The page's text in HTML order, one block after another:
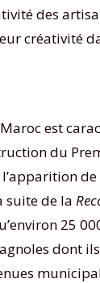
des
créativité
est
du
l’apparition
suite de la
25
dont